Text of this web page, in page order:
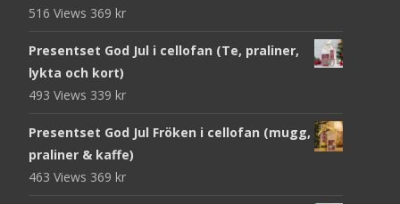
516 Views 369 kr
Presentset God Jul i cellofan (Te, praliner,
lykta och kort)
493 Views 339 kr
Presentset God Jul Fröken i cellofan (mugg,
praliner & kaffe)
463 Views 369 kr